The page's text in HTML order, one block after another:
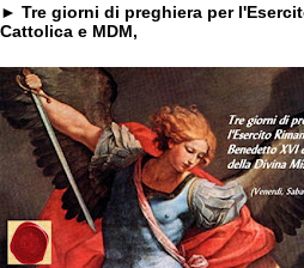
► Tre giorni di preghiera per
Cattolica e MDM,